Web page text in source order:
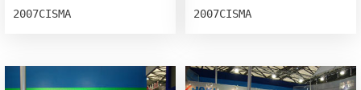
2007CISMA 2007CISMA